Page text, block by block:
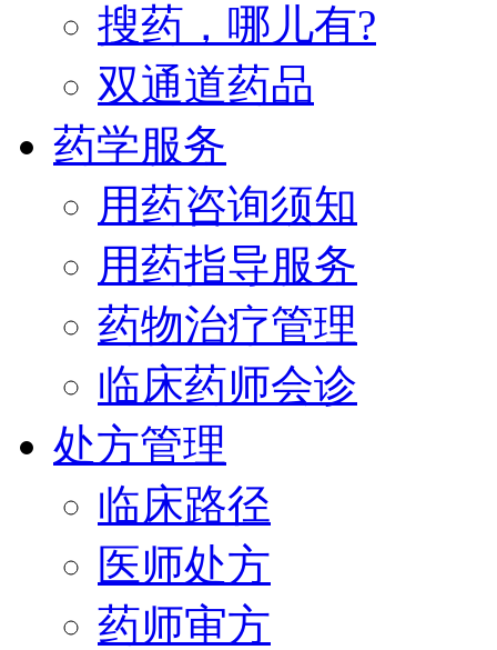
搜药，哪儿有?
双通道药品
药学服务
用药咨询须知
用药指导服务
药物治疗管理
临床药师会诊
处方管理
临床路径
医师处方
药师审方